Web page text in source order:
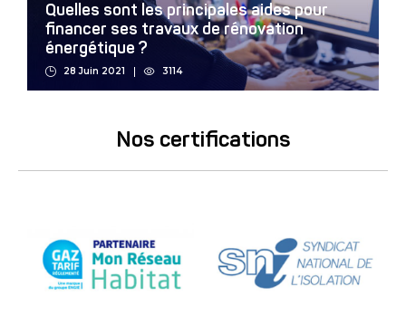
Quelles sont les principales aides pour
financer ses travaux de rénovation
énergétique ?
28 Juin 2021 3114
Nos certifications